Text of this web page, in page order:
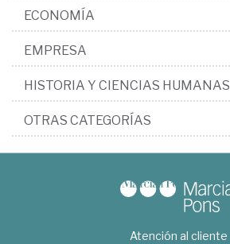
ECONOMÍA
EMPRESA
HISTORIA Y CIENCIAS HUMANAS
OTRAS CATEGORÍAS
Atención al cliente